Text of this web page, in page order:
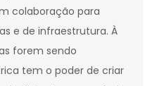
colaboração para
e de infraestrutura. À
forem sendo
tem o poder de criar